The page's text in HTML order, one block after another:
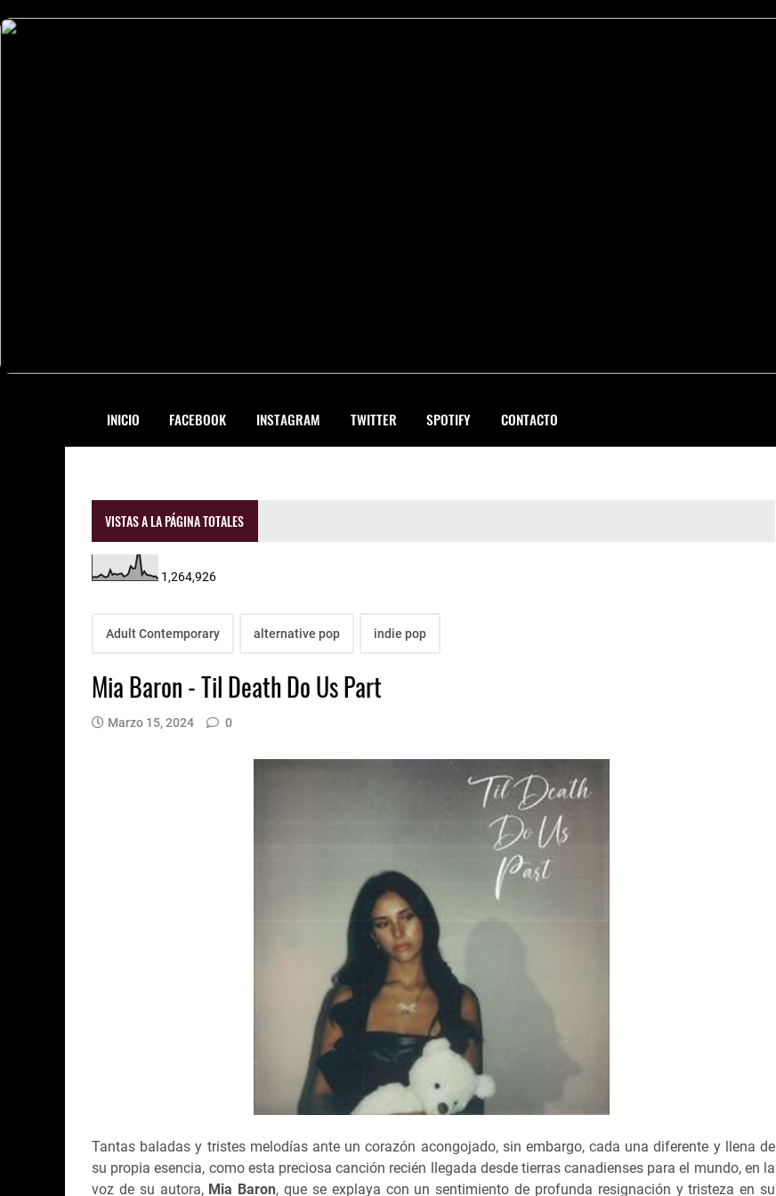
INICIO FACEBOOK INSTAGRAM TWITTER SPOTIFY CONTACTO
VISTAS A LA PÁGINA TOTALES
1,264,926
Adult Contemporary alternative pop indie pop
Mia Baron - Til Death Do Us Part
Marzo 15, 2024 0
Tantas baladas y tristes melodías ante un corazón acongojado, sin embargo, cada una diferente y llena de
su propia esencia, como esta preciosa canción recién llegada desde tierras canadienses para el mundo, en la
voz de su autora, Mia Baron, que se explaya con un sentimiento de profunda resignación y tristeza en su